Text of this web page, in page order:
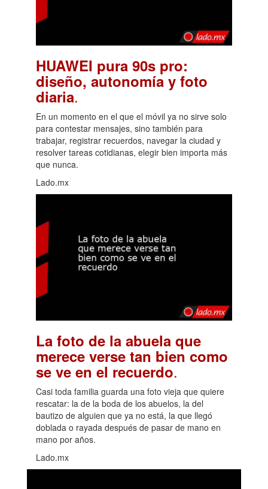
HUAWEI pura 90s pro:
diseño, autonomía y foto
diaria.
En un momento en el que el móvil ya no sirve solo
para contestar mensajes, sino también para
trabajar, registrar recuerdos, navegar la ciudad y
resolver tareas cotidianas, elegir bien importa más
que nunca.
Lado.mx
La foto de la abuela que
merece verse tan bien como
se ve en el recuerdo.
Casi toda familia guarda una foto vieja que quiere
rescatar: la de la boda de los abuelos, la del
bautizo de alguien que ya no está, la que llegó
doblada o rayada después de pasar de mano en
mano por años.
Lado.mx